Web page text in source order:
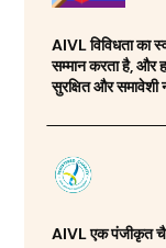
AIVL विविधता का
सम्मान करता है, और
सुरक्षित और समावेशी
AIVL एक पंजीकृत